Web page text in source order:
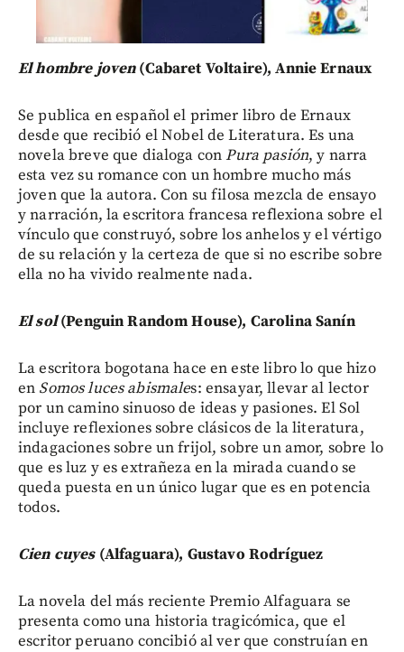
El hombre joven(Cabaret Voltaire), Annie Ernaux
Se publica en español el primer libro de Ernaux
desde que recibió el Nobel de Literatura. Es una
novela breve que dialoga conPura pasión, y narra
esta vez su romance con un hombre mucho más
joven que la autora. Con su filosa mezcla de ensayo
y narración, la escritora francesa reflexiona sobre el
vínculo que construyó, sobre los anhelos y el vértigo
de su relación y la certeza de que si no escribe sobre
ella no ha vivido realmente nada.
El sol(Penguin Random House), Carolina Sanín
La escritora bogotana hace en este libro lo que hizo
en Somos luces abismales: ensayar, llevar al lector
por un camino sinuoso de ideas y pasiones. El Sol
incluye reflexiones sobre clásicos de la literatura,
indagaciones sobre un frijol, sobre un amor, sobre lo
que es luz y es extrañeza en la mirada cuando se
queda puesta en un único lugar que es en potencia
todos.
Cien cuyes(Alfaguara), Gustavo Rodríguez
La novela del más reciente Premio Alfaguara se
presenta como una historia tragicómica, que el
escritor peruano concibió al ver que construían en